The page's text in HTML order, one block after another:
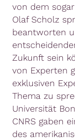
von dem
Olaf Scholz
beantworten
Zukunft sein
von Experten
exklusiven
Thema zu
Universität
CNRS gaben
des